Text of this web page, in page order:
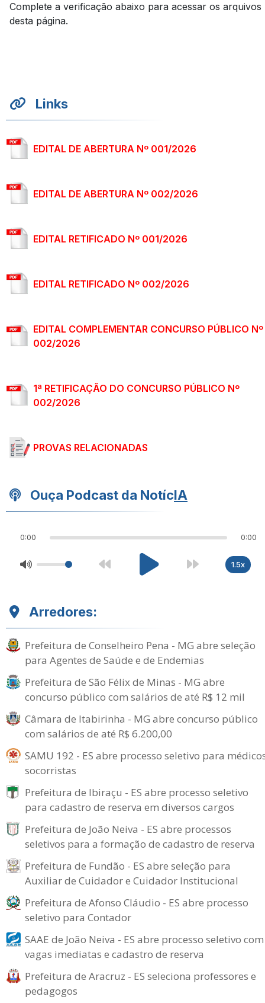
Complete a verificação abaixo para acessar os arquivos
desta página.
Links
EDITAL DE ABERTURA Nº 001/2026
EDITAL DE ABERTURA Nº 002/2026
EDITAL RETIFICADO Nº 001/2026
EDITAL RETIFICADO Nº 002/2026
EDITAL COMPLEMENTAR CONCURSO PÚBLICO Nº
002/2026
1ª RETIFICAÇÃO DO CONCURSO PÚBLICO Nº
002/2026
PROVAS RELACIONADAS
Ouça Podcast da NotícIA
0:00 0:00
1.5x
Arredores:
Prefeitura de Conselheiro Pena - MG abre seleção
para Agentes de Saúde e de Endemias
Prefeitura de São Félix de Minas - MG abre
concurso público com salários de até R$ 12 mil
Câmara de Itabirinha - MG abre concurso público
com salários de até R$ 6.200,00
SAMU 192 - ES abre processo seletivo para
socorristas
Prefeitura de Ibiraçu - ES abre processo seletivo
para cadastro de reserva em diversos cargos
Prefeitura de João Neiva - ES abre processos
seletivos para a formação de cadastro de reserva
Prefeitura de Fundão - ES abre seleção para
Auxiliar de Cuidador e Cuidador Institucional
Prefeitura de Afonso Cláudio - ES abre processo
seletivo para Contador
SAAE de João Neiva - ES abre processo seletivo com
vagas imediatas e cadastro de reserva
Prefeitura de Aracruz - ES seleciona professores e
pedagogos